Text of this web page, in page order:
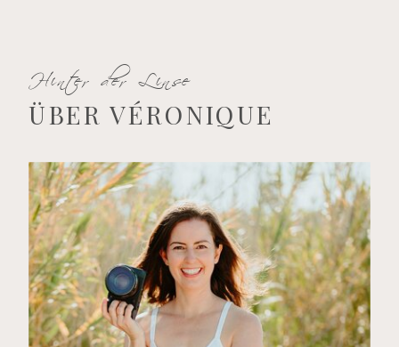
Hinter der Linse
ÜBER VÉRONIQUE